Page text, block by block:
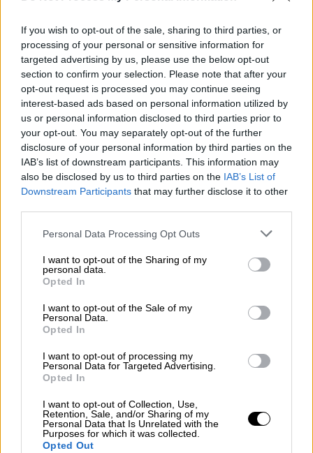
If you wish to opt-out of the sale, sharing to third parties, or
processing of your personal or sensitive information for
targeted advertising by us, please use the below opt-out
section to confirm your selection. Please note that after your
opt-out request is processed you may continue seeing
interest-based ads based on personal information utilized by
us or personal information disclosed to third parties prior to
your opt-out. You may separately opt-out of the further
disclosure of your personal information by third parties on the
IAB’s list of downstream participants. This information may
also be disclosed by us to third parties on the IAB’s List of
Downstream Participants that may further disclose it to other
Please note that this website/app uses one or more Google
not limited to your visit or usage behaviour. You may click to
grant or deny consent to Google and its third-party tags to
use your data for below specified purposes in below Google
consent section.
Personal Data Processing Opt Outs
I want to opt-out of the Sharing of my
personal data.
Opted In
I want to opt-out of the Sale of my
Personal Data.
Opted In
I want to opt-out of processing my
Personal Data for Targeted Advertising.
Opted In
I want to opt-out of Collection, Use,
Retention, Sale, and/or Sharing of my
Personal Data that Is Unrelated with the
Purposes for which it was collected.
Opted Out
ότι σε προκαταρκτική εσωτερική έρευνα
εντοπίστηκαν σφαίρες με χαραγμένα
συνθήματα
υπέρ των τρανσέξουαλ και της
αντιφασιστικής ιδεολογίας. Ωστόσο,
ανώτερος αξιωματούχος της αστυνομίας
υπογράμμισε πως η πληροφορία αυτή
έχει επαληθευτείκαι πιθανόν να βασίζεται
σε λανθασμένη ανάγνωση ή ερμηνεία